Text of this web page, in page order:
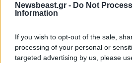
Newsbeast.gr - Do Not
Information
If you wish to opt-out of the sale,
processing of your personal or
targeted advertising by us, please